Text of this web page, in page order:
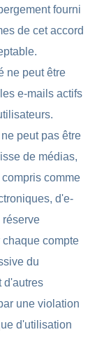
fourni
de cet accord
ne peut être
e-mails actifs
peut pas être
de médias,
comme
d'e-
réserve
compte
du
d'autres
une violation
d'utilisation